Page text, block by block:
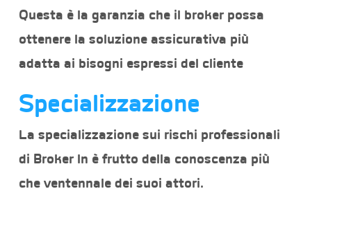
Questa è la garanzia che il broker possa
ottenere la soluzione assicurativa più
adatta ai bisogni espressi del cliente
Specializzazione
La specializzazione sui rischi professionali
di Broker In è frutto della conoscenza più
che ventennale dei suoi attori.